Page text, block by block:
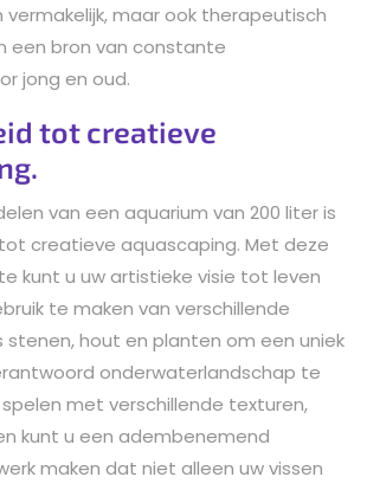
vermakelijk, maar ook therapeutisch
een bron van constante
jong en oud.
tot creatieve
van een aquarium van 200 liter is
creatieve aquascaping. Met deze
kunt u uw artistieke visie tot leven
te maken van verschillende
hout en planten om een uniek
onderwaterlandschap te
met verschillende texturen,
kunt u een adembenemend
maken dat niet alleen uw vissen